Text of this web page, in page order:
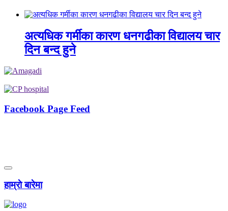
अत्यधिक गर्मीका कारण धनगढीका विद्यालय चार
दिन बन्द हुने
Facebook Page Feed
हाम्राे बारेमा